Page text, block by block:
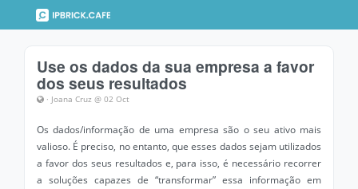
Use os dados da sua empresa a favor
dos seus resultados
· Joana Cruz @ 02 Oct
Os dados/informação de uma empresa são o seu ativo mais
valioso. É preciso, no entanto, que esses dados sejam utilizados
a favor dos seus resultados e, para isso, é necessário recorrer
a soluções capazes de “transformar” essa informação em